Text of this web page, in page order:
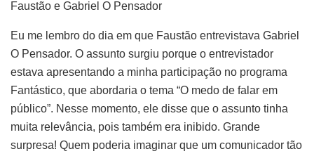
Faustão e Gabriel O Pensador
Eu me lembro do dia em que Faustão entrevistava Gabriel
O Pensador. O assunto surgiu porque o entrevistador
estava apresentando a minha participação no programa
Fantástico, que abordaria o tema “O medo de falar em
público”. Nesse momento, ele disse que o assunto tinha
muita relevância, pois também era inibido. Grande
surpresa! Quem poderia imaginar que um comunicador tão